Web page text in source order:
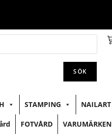
SÖK
STAMPING NAILART
FOTVÅRD VARUMÄRKEN